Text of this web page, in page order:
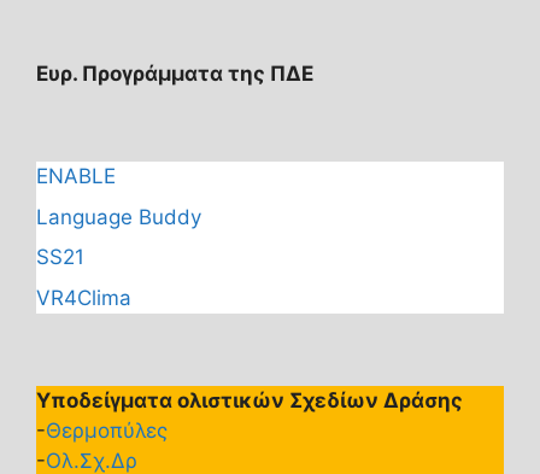
Ευρ. Προγράμματα της ΠΔΕ
ENABLE
Language Buddy
SS21
VR4Clima
Υποδείγματα ολιστικών Σχεδίων Δράσης
-Θερμοπύλες
-Ολ.Σχ.Δρ